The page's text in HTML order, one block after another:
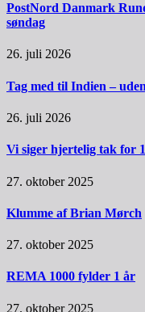
PostNord Danmark
søndag
26. juli 2026
Tag med til Indien –
26. juli 2026
Vi siger hjertelig tak for
27. oktober 2025
Klumme af Brian Mørch
27. oktober 2025
REMA 1000 fylder 1 år
27. oktober 2025